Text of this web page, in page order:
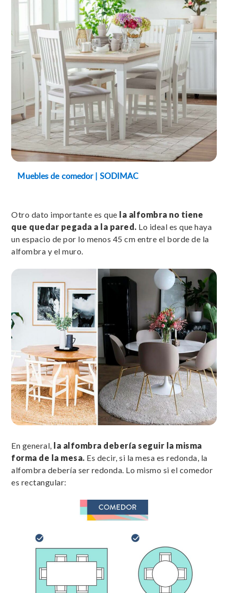
Muebles de comedor | SODIMAC
Otro dato importante es que la alfombra no tiene
que quedar pegada a la pared. Lo ideal es que haya
un espacio de por lo menos 45 cm entre el borde de la
alfombra y el muro.
En general, la alfombra debería seguir la misma
forma de la mesa. Es decir, si la mesa es redonda, la
alfombra debería ser redonda. Lo mismo si el comedor
es rectangular: